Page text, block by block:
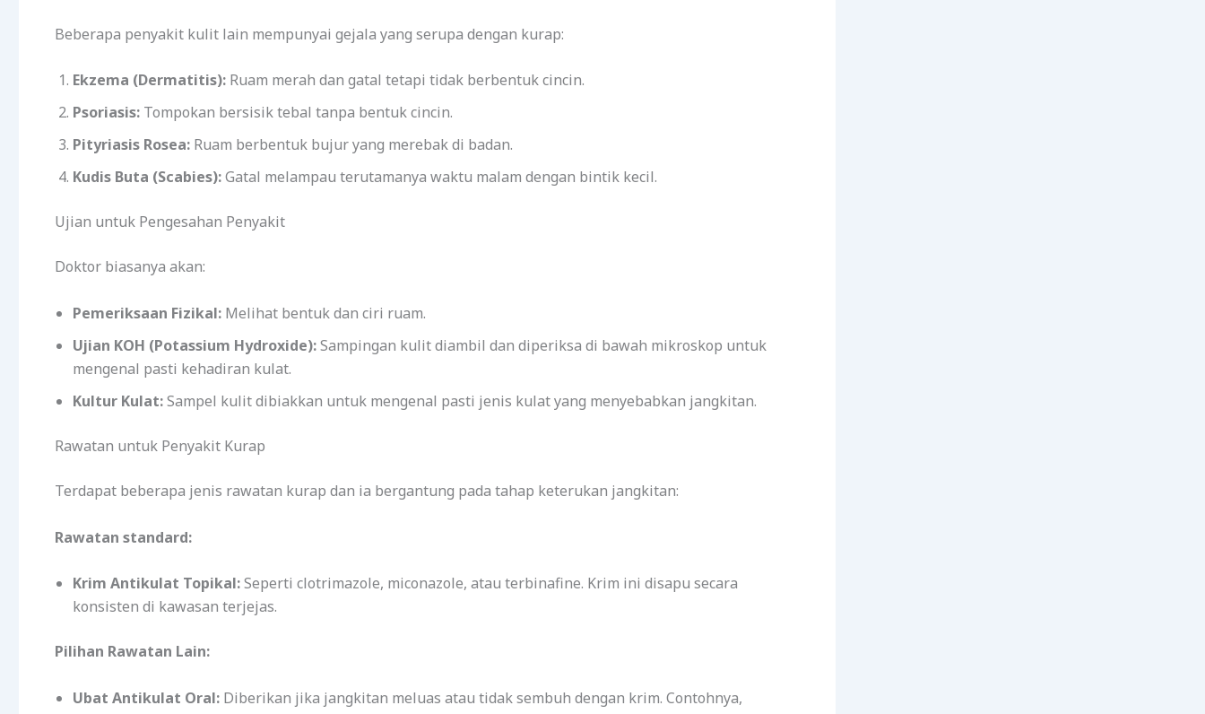
Beberapa penyakit kulit lain mempunyai gejala yang serupa dengan kurap:
Ekzema (Dermatitis): Ruam merah dan gatal tetapi tidak berbentuk cincin.
Psoriasis: Tompokan bersisik tebal tanpa bentuk cincin.
Pityriasis Rosea: Ruam berbentuk bujur yang merebak di badan.
Kudis Buta (Scabies):Gatal melampau terutamanya waktu malam dengan bintik kecil.
Ujian untuk Pengesahan Penyakit
Doktor biasanya akan:
Pemeriksaan Fizikal: Melihat bentuk dan ciri ruam.
Ujian KOH (Potassium Hydroxide):Sampingan kulit diambil dan diperiksa di bawah mikroskop untuk
mengenal pasti kehadiran kulat.
Kultur Kulat:Sampel kulit dibiakkan untuk mengenal pasti jenis kulat yang menyebabkan jangkitan.
Rawatan untuk Penyakit Kurap
Terdapat beberapa jenis rawatan kurap dan ia bergantung pada tahap keterukan jangkitan:
Rawatan standard:
Krim Antikulat Topikal:Seperti clotrimazole, miconazole, atau terbinafine. Krim ini disapu secara
konsisten di kawasan terjejas.
Pilihan Rawatan Lain:
Ubat Antikulat Oral: Diberikan jika jangkitan meluas atau tidak sembuh dengan krim. Contohnya,